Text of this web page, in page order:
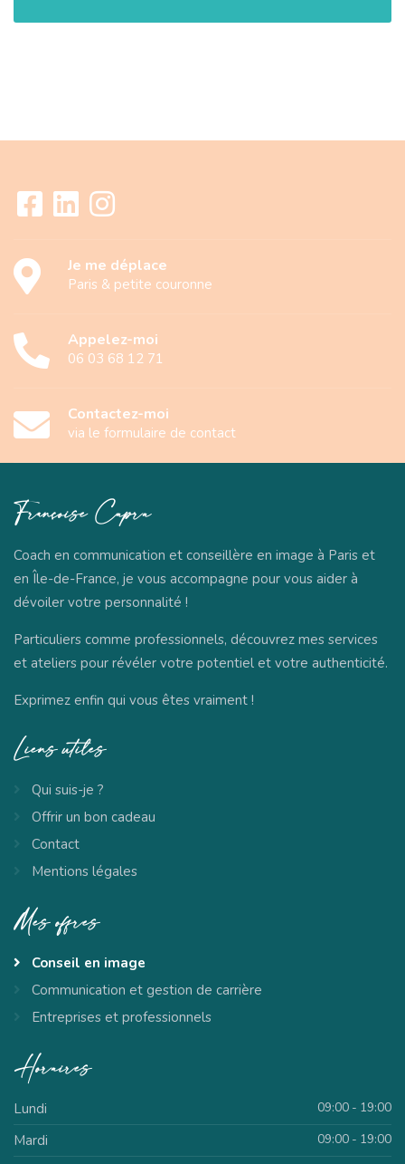
Je me déplace
Paris & petite couronne
Appelez-moi
06 03 68 12 71
Contactez-moi
via le formulaire de contact
FrançoiseCapra
Coach en communication et conseillère en image à Paris et
en Île-de-France, je vous accompagne pour vous aider à
dévoiler votre personnalité !
Particuliers comme professionnels, découvrez mes services
et ateliers pour révéler votre potentiel et votre authenticité.
Exprimez enfin qui vous êtes vraiment !
Liensutiles
Qui suis-je ?
Offrir un bon cadeau
Contact
Mentions légales
Mesoffres
Conseil en image
Communication et gestion de carrière
Entreprises et professionnels
Horaires
Lundi 09:00 - 19:00
Mardi 09:00 - 19:00